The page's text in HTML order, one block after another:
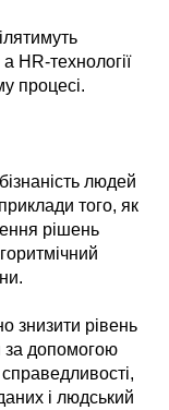
HR-технології
процесі.
людей
того, як
рішень
знизити рівень
за допомогою
і людський